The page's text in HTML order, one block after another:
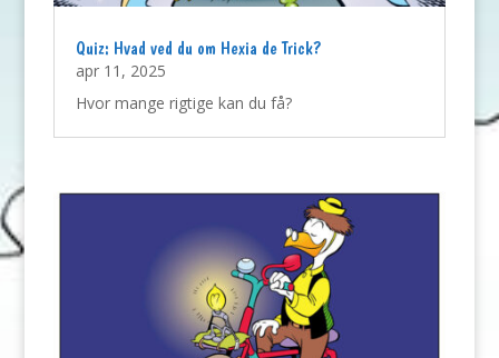
Quiz: Hvad ved du om Hexia de Trick?
apr 11, 2025
Hvor mange rigtige kan du få?